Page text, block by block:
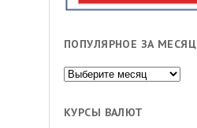
ПОПУЛЯРНОЕ ЗА МЕСЯЦ
Популярное
месяц
КУРСЫ ВАЛЮТ